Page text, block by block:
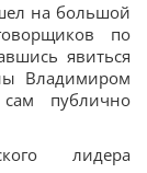
на большой
по
явиться
Владимиром
публично
лидера